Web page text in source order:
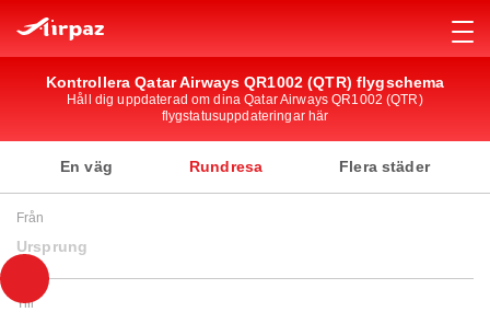
Kontrollera Qatar Airways QR1002 (QTR) flygschema
Håll dig uppdaterad om dina Qatar Airways QR1002 (QTR)
flygstatusuppdateringar här
En väg Rundresa Flera städer
Från
Ursprung
Till